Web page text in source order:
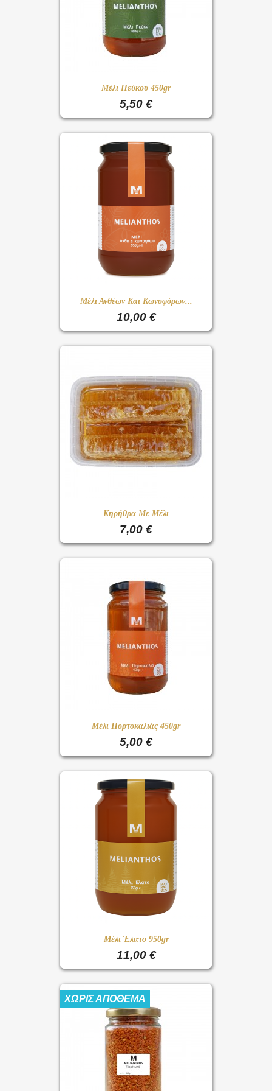
Μέλι Πεύκου 450gr
5,50 €
Μέλι Ανθέων Και Κωνοφόρων...
10,00 €
Κηρήθρα Με Μέλι
7,00 €
Μέλι Πορτοκαλιάς 450gr
5,00 €
Μέλι Έλατο 950gr
11,00 €
ΧΩΡΊΣ ΑΠΌΘΕΜΑ